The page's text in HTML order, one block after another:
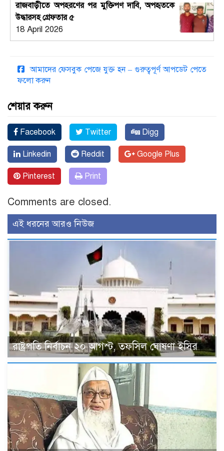
রাজবাড়ীতে অপহরণের পর মুক্তিপণ দাবি, অপহৃতকে
উদ্ধারসহ গ্রেফতার ৫
18 April 2026
আমাদের ফেসবুক পেজে যুক্ত হন – গুরুত্বপূর্ণ আপডেট পেতে
ফলো করুন
শেয়ার করুন
Facebook Twitter Digg
Linkedin Reddit Google Plus
Pinterest Print
Comments are closed.
এই ধরনের আরও নিউজ
রাষ্ট্রপতি নির্বাচন ২০ আগস্ট, তফসিল ঘোষণা ইসির